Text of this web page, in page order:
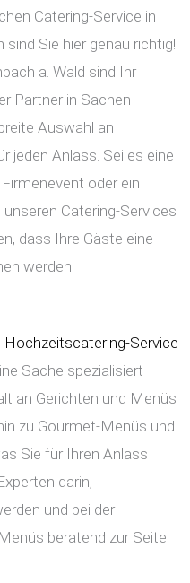
Catering-Service in
sind Sie hier genau richtig!
a. Wald sind Ihr
Partner in Sachen
Auswahl an
jeden Anlass. Sei es eine
Firmenevent oder ein
Catering-Services
dass Ihre Gäste eine
werden.
Hochzeitscatering-Service
Sache spezialisiert
an Gerichten und Menüs
zu Gourmet-Menüs und
Sie für Ihren Anlass
darin,
und bei der
beratend zur Seite